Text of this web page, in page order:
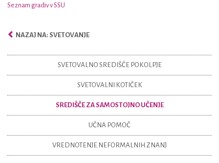
Seznam gradiv v SSU
NAZAJ NA: SVETOVANJE
SVETOVALNO SREDIŠČE POKOLPJE
SVETOVALNI KOTIČEK
SREDIŠČE ZA SAMOSTOJNO UČENJE
UČNA POMOČ
VREDNOTENJE NEFORMALNIH ZNANJ